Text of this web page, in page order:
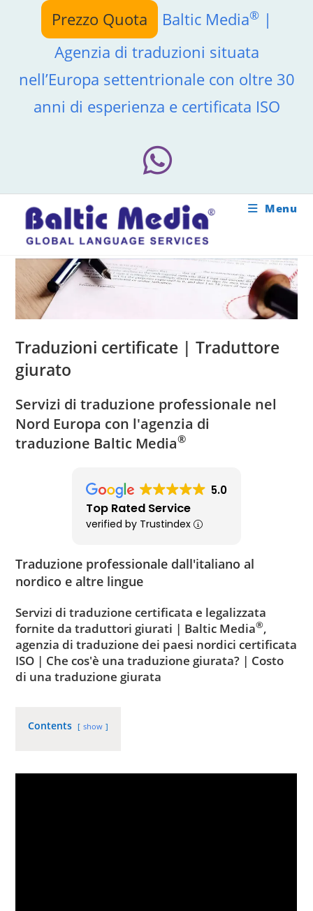
contenuto
Prezzo Quota Baltic Media® |
Agenzia di traduzioni situata
nell’Europa settentrionale con oltre 30
anni di esperienza e certificata ISO
Menu
Traduzioni certificate | Traduttore
giurato
Servizi di traduzione professionale nel
Nord Europa con l'agenzia di
traduzione Baltic Media®
5.0
Top Rated Service
verified by Trustindex
Traduzione professionale dall'italiano al
nordico e altre lingue
Servizi di traduzione certificata e legalizzata
fornite da traduttori giurati | Baltic Media®,
agenzia di traduzione dei paesi nordici certificata
ISO | Che cos'è una traduzione giurata? | Costo
di una traduzione giurata
Contents show